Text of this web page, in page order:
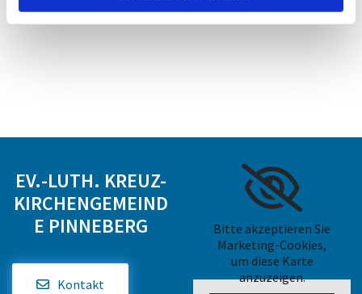
EV.-LUTH. KREUZ-
KIRCHENGEMEIND
E PINNEBERG
Kontakt
Bitte akzeptieren Sie
Marketing-Cookies,
um diese Karte
anzuzeigen.